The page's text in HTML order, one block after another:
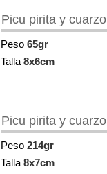
Picu pirita y cuarzo
Peso 65gr
Talla 8x6cm
Picu pirita y cuarzo
Peso 214gr
Talla 8x7cm